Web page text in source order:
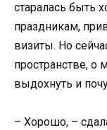
старалась быть
праздникам,
визиты. Но
пространстве, о
выдохнуть и
– Хорошо, –